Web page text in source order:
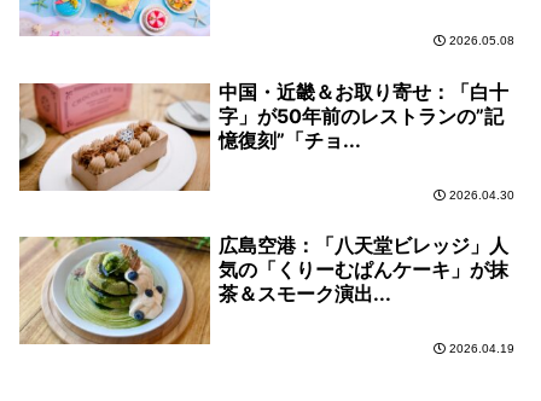
2026.05.08
中国・近畿＆お取り寄せ：「白十
字」が50年前のレストランの”記
憶復刻”「チョ...
2026.04.30
広島空港：「八天堂ビレッジ」人
気の「くりーむぱんケーキ」が抹
茶＆スモーク演出...
2026.04.19